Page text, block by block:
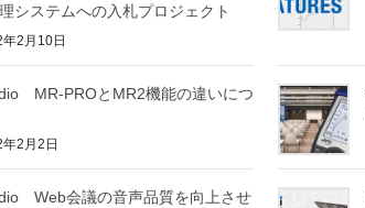
システムへの入札プロジェクト
2月10日
MR-PROとMR2機能の違いにつ
2月2日
Web会議の音声品質を向上させ